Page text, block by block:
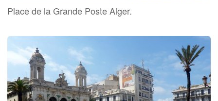
Place de la Grande Poste Alger.